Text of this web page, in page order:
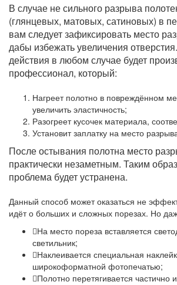
В случае не сильного разрыва
(глянцевых, матовых, сатиновых) в
вам следует зафиксировать место
дабы избежать увеличения
действия в любом случае будет
профессионал, который:
Нагреет полотно в повреждённом
увеличить эластичность;
Разогреет кусочек материала,
Установит заплатку на место
После остывания полотна место
практически незаметным. Таким
проблема будет устранена.
Данный способ может оказаться не
идёт о больших и сложных порезах. Но
На место пореза вставляется
светильник;
Наклеивается специальная
широкоформатной фотопечатью;
Полотно перетягивается частично